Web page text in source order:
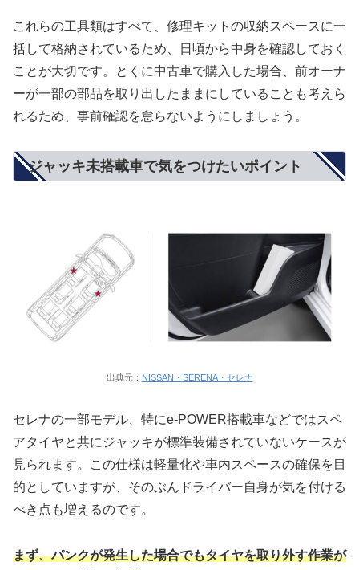
これらの工具類はすべて、修理キットの収納スペースに一
括して格納されているため、日頃から中身を確認しておく
ことが大切です。とくに中古車で購入した場合、前オーナ
ーが一部の部品を取り出したままにしていることも考えら
れるため、事前確認を怠らないようにしましょう。
ジャッキ未搭載車で気をつけたいポイント
出典元： NISSAN・SERENA・セレナ
セレナの一部モデル、特にe-POWER搭載車などではスペ
アタイヤと共にジャッキが標準装備されていないケースが
見られます。この仕様は軽量化や車内スペースの確保を目
的としていますが、そのぶんドライバー自身が気を付ける
べき点も増えるのです。
まず、パンクが発生した場合でもタイヤを取り外す作業が